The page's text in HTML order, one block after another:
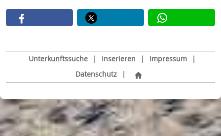
Unterkunftssuche | Inserieren | Impressum
|
Datenschutz
|